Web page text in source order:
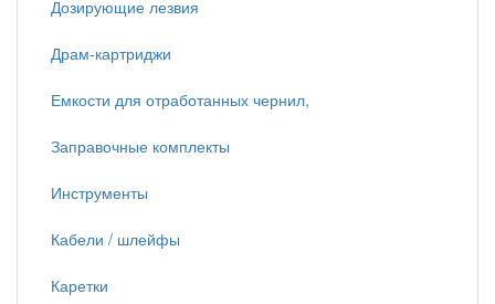
Дозирующие лезвия
Драм-картриджи
Емкости для отработанных чернил,
Заправочные комплекты
Инструменты
Кабели / шлейфы
Каретки